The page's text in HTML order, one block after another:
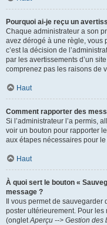
Pourquoi ai-je reçu un
Chaque administrateur a son
avez dérogé à une règle, vous
c’est la décision de
par les avertissements d’un
comprenez pas les raisons de
Haut
Comment rapporter des
Si l’administrateur l’a permis,
voir un bouton pour rapporter
aux étapes nécessaires pour le
Haut
À quoi sert le bouton «
message ?
Il vous permet de sauvegarder
poster ultérieurement. Pour
(onglet Aperçu --> Gestion des